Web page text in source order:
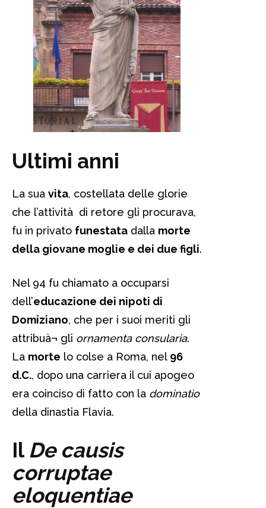
Ultimi anni
La sua vita, costellata delle glorie
che l’attività di retore gli procurava,
fu in privato funestata dalla morte
della giovane moglie e dei due figli.
Nel 94 fu chiamato a occuparsi
dell’educazione dei nipoti di
Domiziano, che per i suoi meriti gli
attribuà¬ gli ornamenta consularia.
La morte lo colse a Roma, nel 96
d.C., dopo una carriera il cui apogeo
era coinciso di fatto con la dominatio
della dinastia Flavia.
Il De causis
corruptae
eloquentiae